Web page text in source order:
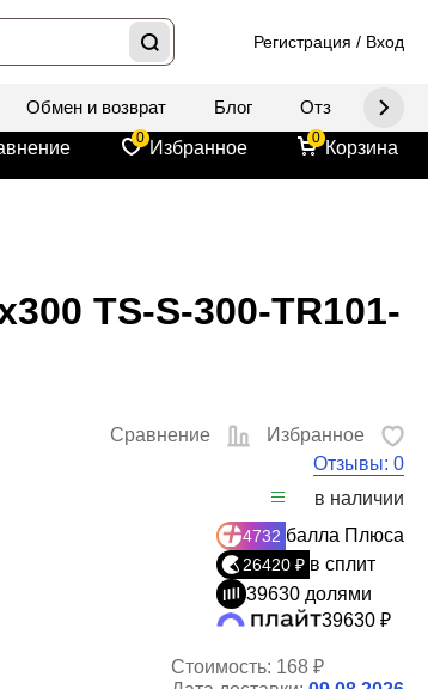
Регистрация / Вход
Обмен и возврат Блог Отзывы
0 Избранное 0 Корзина
TS-S-300-TR101-
Сравнение
Избранное
Отзывы: 0
в наличии
4732 балла Плюса
26420 ₽ в сплит
39630 долями
39630 ₽
Стоимость: 168 ₽